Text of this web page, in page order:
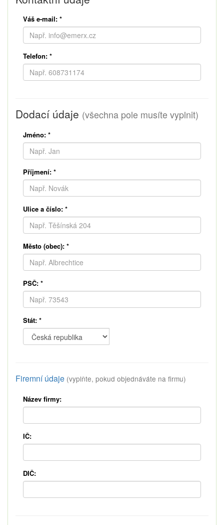
Váš e-mail: *
Telefon: *
Dodací údaje (všechna pole musíte vyplnit)
Jméno: *
Příjmení: *
Ulice a číslo: *
Město (obec): *
PSČ: *
Stát: *
Firemní údaje (vyplňte, pokud objednáváte na firmu)
Název firmy:
IČ:
DIČ: